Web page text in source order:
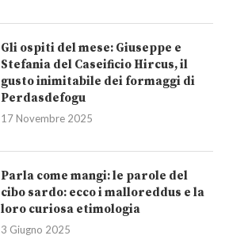
Gli ospiti del mese: Giuseppe e
Stefania del Caseificio Hircus, il
gusto inimitabile dei formaggi di
Perdasdefogu
17 Novembre 2025
Parla come mangi: le parole del
cibo sardo: ecco i malloreddus e la
loro curiosa etimologia
3 Giugno 2025